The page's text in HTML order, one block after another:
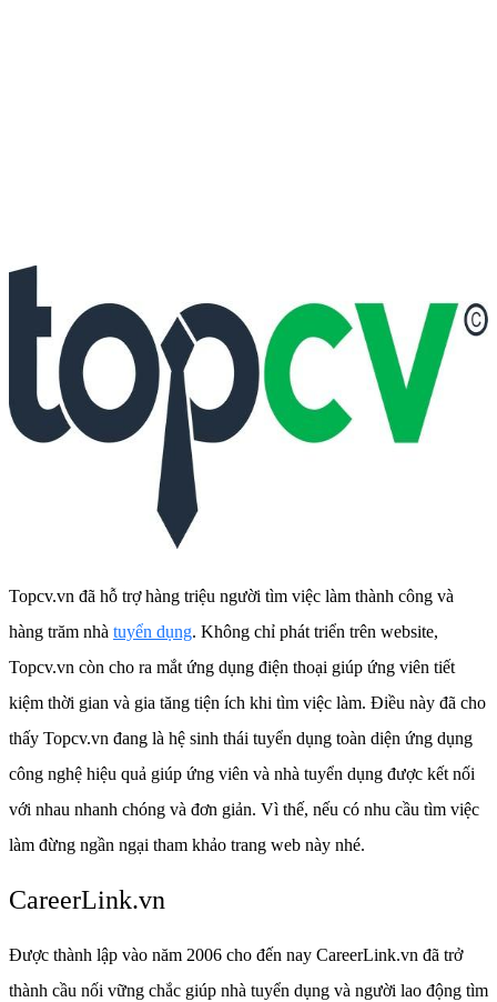
Topcv.vn đã hỗ trợ hàng triệu người tìm việc làm thành công và
hàng trăm nhà tuyển dụng. Không chỉ phát triển trên website,
Topcv.vn còn cho ra mắt ứng dụng điện thoại giúp ứng viên tiết
kiệm thời gian và gia tăng tiện ích khi tìm việc làm. Điều này đã cho
thấy Topcv.vn đang là hệ sinh thái tuyển dụng toàn diện ứng dụng
công nghệ hiệu quả giúp ứng viên và nhà tuyển dụng được kết nối
với nhau nhanh chóng và đơn giản. Vì thế, nếu có nhu cầu tìm việc
làm đừng ngần ngại tham khảo trang web này nhé.
CareerLink.vn
Được thành lập vào năm 2006 cho đến nay CareerLink.vn đã trở
thành cầu nối vững chắc giúp nhà tuyển dụng và người lao động tìm